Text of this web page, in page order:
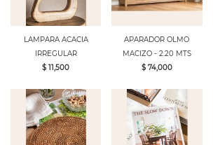
LAMPARA ACACIA
IRREGULAR
$ 11,500
APARADOR OLMO
MACIZO - 2.20 MTS
$ 74,000